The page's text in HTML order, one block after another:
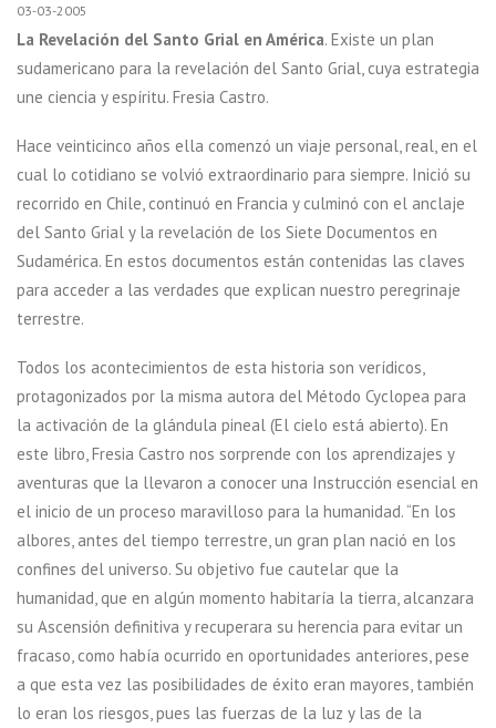
03-03-2005
La Revelación del Santo Grial en América. Existe un plan
sudamericano para la revelación del Santo Grial, cuya estrategia
une ciencia y espíritu. Fresia Castro.
Hace veinticinco años ella comenzó un viaje personal, real, en el
cual lo cotidiano se volvió extraordinario para siempre. Inició su
recorrido en Chile, continuó en Francia y culminó con el anclaje
del Santo Grial y la revelación de los Siete Documentos en
Sudamérica. En estos documentos están contenidas las claves
para acceder a las verdades que explican nuestro peregrinaje
terrestre.
Todos los acontecimientos de esta historia son verídicos,
protagonizados por la misma autora del Método Cyclopea para
la activación de la glándula pineal (El cielo está abierto). En
este libro, Fresia Castro nos sorprende con los aprendizajes y
aventuras que la llevaron a conocer una Instrucción esencial en
el inicio de un proceso maravilloso para la humanidad. “En los
albores, antes del tiempo terrestre, un gran plan nació en los
confines del universo. Su objetivo fue cautelar que la
humanidad, que en algún momento habitaría la tierra, alcanzara
su Ascensión definitiva y recuperara su herencia para evitar un
fracaso, como había ocurrido en oportunidades anteriores, pese
a que esta vez las posibilidades de éxito eran mayores, también
lo eran los riesgos, pues las fuerzas de la luz y las de la